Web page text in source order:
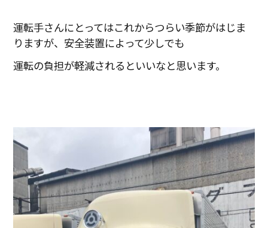
運転手さんにとってはこれからつらい季節がはじま
りますが、安全装置によって少しでも
運転の負担が軽減されるといいなと思います。